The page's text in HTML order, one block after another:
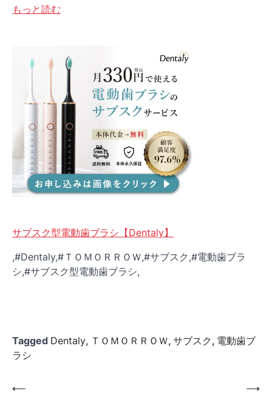
もっと読む
サブスク型電動歯ブラシ【Dentaly】
,#Dentaly,#ＴＯＭＯＲＲＯＷ,#サブスク,#電動歯ブラ
シ,#サブスク型電動歯ブラシ,
Tagged Dentaly, ＴＯＭＯＲＲＯＷ, サブスク , 電動歯ブ
ラシ
投
⟵
⟶